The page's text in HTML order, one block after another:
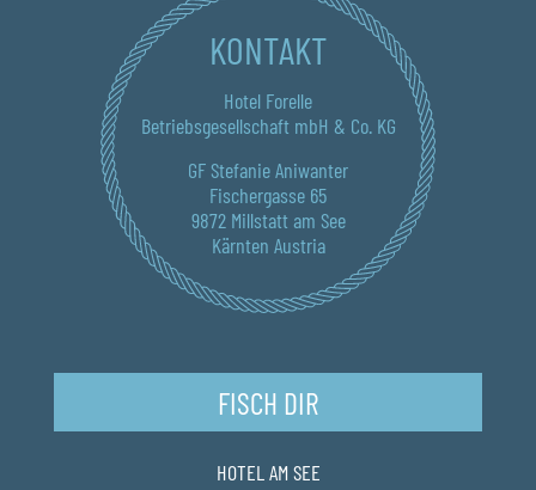
KONTAKT
Hotel Forelle
Betriebsgesellschaft mbH & Co. KG
GF Stefanie Aniwanter
Fischergasse 65
9872 Millstatt am See
Kärnten Austria
FISCH DIR
HOTEL AM SEE